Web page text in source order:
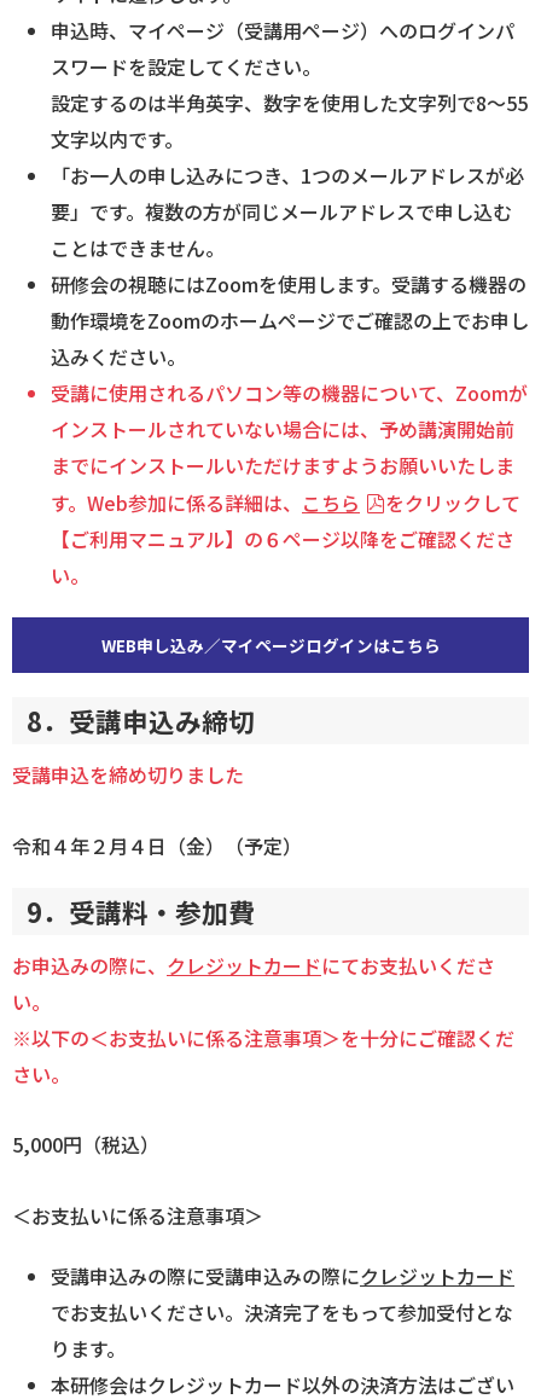
申込時、マイページ（受講用ページ）へのログインパ
スワードを設定してください。
設定するのは半角英字、数字を使用した文字列で8～55
文字以内です。
「お一人の申し込みにつき、1つのメールアドレスが必
要」です。複数の方が同じメールアドレスで申し込む
ことはできません。
研修会の視聴にはZoomを使用します。受講する機器の
動作環境をZoomのホームページでご確認の上でお申し
込みください。
受講に使用されるパソコン等の機器について、Zoomが
インストールされていない場合には、予め講演開始前
までにインストールいただけますようお願いいたしま
す。Web参加に係る詳細は、 こちら
をクリックして
【ご利用マニュアル】の６ページ以降をご確認くださ
い。
WEB申し込み／マイページログインはこちら
8．受講申込み締切
受講申込を締め切りました
令和４年２月４日（金）（予定）
9．受講料・参加費
お申込みの際に、 クレジットカードにてお支払いくださ
い。
※以下の＜お支払いに係る注意事項＞を十分にご確認くだ
さい。
5,000円（税込）
＜お支払いに係る注意事項＞
受講申込みの際に受講申込みの際にクレジットカード
でお支払いください。決済完了をもって参加受付とな
ります。
本研修会はクレジットカード以外の決済方法はござい